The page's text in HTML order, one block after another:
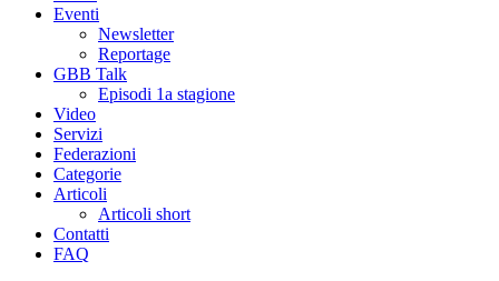
Eventi
Newsletter
Reportage
GBB Talk
Episodi 1a stagione
Video
Servizi
Federazioni
Categorie
Articoli
Articoli short
Contatti
FAQ